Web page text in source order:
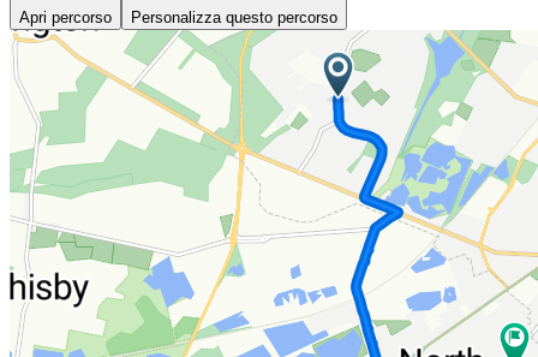
Apri percorso Personalizza questo percorso